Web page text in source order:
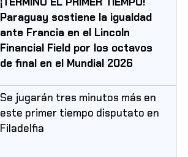
Paraguay sostiene la igualdad
ante Francia en el Lincoln
Financial Field por los octavos
de final en el Mundial 2026
Se jugarán tres minutos más en
este primer tiempo disputato en
Filadelfia